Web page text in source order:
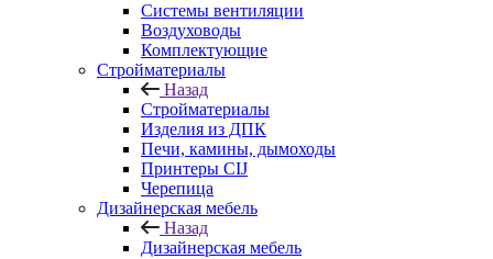
Системы вентиляции
Воздуховоды
Комплектующие
Стройматериалы
Назад
Стройматериалы
Изделия из ДПК
Печи, камины, дымоходы
Принтеры CIJ
Черепица
Дизайнерская мебель
Назад
Дизайнерская мебель